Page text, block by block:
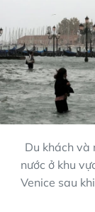
Du khách và
nước ở khu
Venice sau